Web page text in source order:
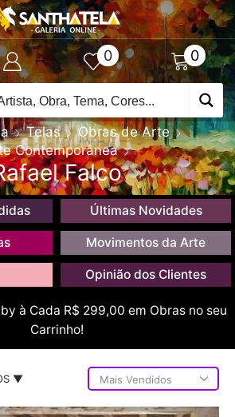
0 0
Telas
Obras de Arte
Contemporânea
Falco
Últimas Novidades
Movimentos da Arte
Opinião dos Clientes
à Cada R$ 299,00 em Obras no seu
Carrinho!
▼